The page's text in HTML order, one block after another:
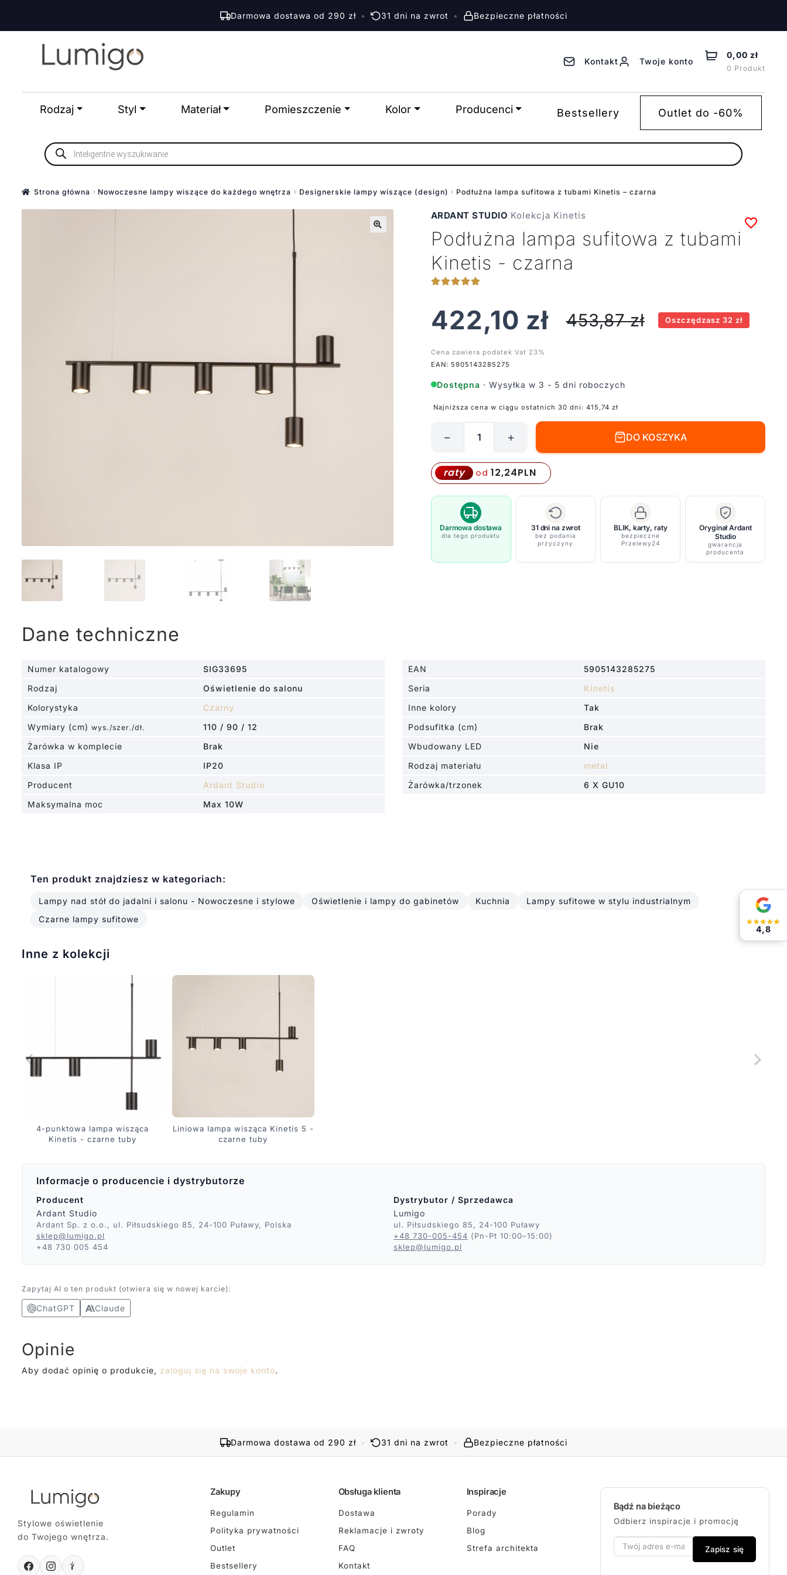
Darmowa dostawa od 290 zł • 31 dni na zwrot • Bezpieczne płatności
Przejdź
nawigacji
Przejdź
treści
Kontakt Twoje konto
Rodzaj Styl Materiał Pomieszczenie Kolor Producenci Bestsellery Outlet do -60%
0,00 zł
0 Produkt
Wyszukiwarka
produktów
Strona główna Nowoczesne lampy wiszące do każdego wnętrza Designerskie lampy wiszące (design) Podłużna lampa sufitowa z tubami Kinetis – czarna
ARDANT STUDIO Kolekcja Kinetis
Podłużna lampa sufitowa z tubami
Kinetis - czarna
422,10 zł 453,87zł Oszczędzasz 32 zł
Cena zawiera podatek Vat 23%
EAN: 5905143285275
Dostępna · Wysyłka w 3 - 5 dni roboczych
Najniższa cena w ciągu ostatnich 30 dni: 415,74 zł
lampa
sufitowa
z
tubami
Kinetis
czarna
− + DO KOSZYKA
raty od 12,24PLN
Darmowa dostawa
dla tego produktu
31 dni na zwrot
bez podania
przyczyny
BLIK, karty, raty
bezpieczne
Przelewy24
Oryginał Ardant
Studio
gwarancja
producenta
Dane techniczne
Numer katalogowy SIG33695 EAN
5905143285275
Rodzaj
Oświetlenie do salonu Seria
Kinetis
Kolorystyka
Czarny Inne kolory
Tak
Wymiary (cm) wys./szer./dł. 110 / 90 / 12 Podsufitka (cm)
Brak
Żarówka w komplecie
Brak Wbudowany LED
Nie
Klasa IP
IP20 Rodzaj materiału
metal
Producent
Ardant Studio Żarówka/trzonek
6 X GU10
Maksymalna moc
Max 10W
Ten produkt znajdziesz w kategoriach:
Lampy nad stół do jadalni i salonu - Nowoczesne i stylowe Oświetlenie i lampy do gabinetów Kuchnia
Lampy sufitowe w stylu industrialnym
Czarne lampy sufitowe
Inne z kolekcji
4-punktowa lampa wisząca
Kinetis - czarne tuby
Liniowa lampa wisząca Kinetis 5 -
czarne tuby
Informacje o producencie i dystrybutorze
Producent
Ardant Studio
Ardant Sp. z o.o., ul. Piłsudskiego 85, 24-100 Puławy, Polska
sklep@lumigo.pl
+48 730 005 454
Dystrybutor / Sprzedawca
Lumigo
ul. Piłsudskiego 85, 24-100 Puławy
+48 730-005-454 (Pn-Pt 10:00–15:00)
sklep@lumigo.pl
Zapytaj AI o ten produkt (otwiera się w nowej karcie):
ChatGPT Claude
Opinie
Aby dodać opinię o produkcie, zaloguj się na swoje konto.
Darmowa dostawa od 290 zł • 31 dni na zwrot • Bezpieczne płatności
Stylowe oświetlenie
do Twojego wnętrza.
Zakupy
Regulamin
Polityka prywatności
Outlet
Bestsellery
Obsługa klienta
Dostawa
Reklamacje i zwroty
FAQ
Kontakt
Inspiracje
Porady
Blog
Strefa architekta
Bądź na bieżąco
Odbierz inspiracje i promocję
Zapisz się
4,8